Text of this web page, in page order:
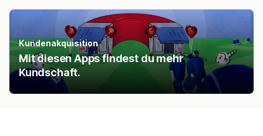
Kundenakquisition
Mit diesen Apps findest du mehr
Kundschaft.